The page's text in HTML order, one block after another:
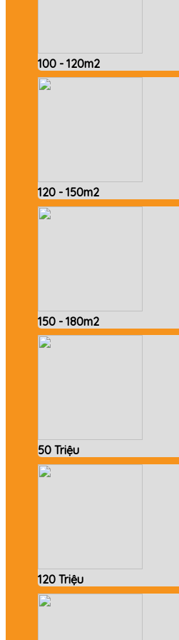
100 - 120m2
120 - 150m2
150 - 180m2
50 Triệu
120 Triệu